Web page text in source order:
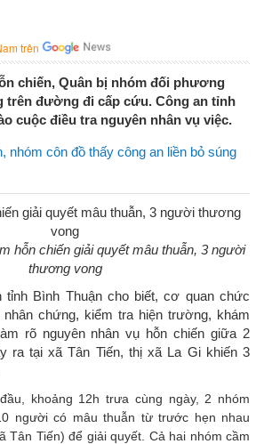
trên
chiến, Quân bị nhóm đối phương
trên đường đi cấp cứu. Công an tỉnh
cuộc điều tra nguyên nhân vụ việc.
nhóm côn đồ thấy công an liền bỏ súng
hỗn chiến giải quyết mâu thuẫn, 3 người
thương vong
tỉnh Bình Thuận cho biết, cơ quan chức
chứng, kiểm tra hiện trường, khám
rõ nguyên nhân vụ hỗn chiến giữa 2
ra tại xã Tân Tiến, thị xã La Gi khiến 3
khoảng 12h trưa cùng ngày, 2 nhóm
người có mâu thuẫn từ trước hẹn nhau
Tân Tiến) để giải quyết. Cả hai nhóm cầm